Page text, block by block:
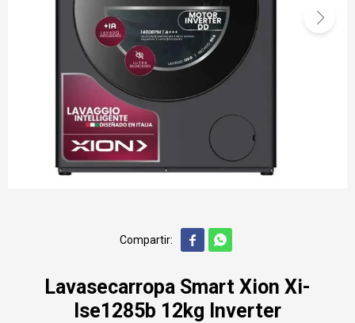
 
Lavasecarropa Smart Xion Xi-
lse1285b 12kg Inverter